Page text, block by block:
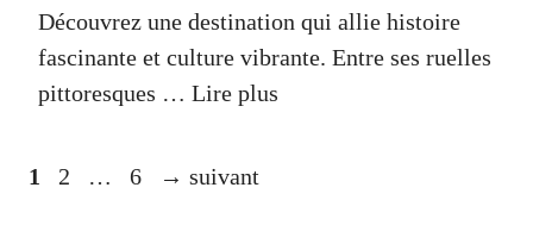
Découvrez une destination qui allie histoire
fascinante et culture vibrante. Entre ses ruelles
pittoresques … Lire plus
Page
1 Page
2 … Page
6 → suivant